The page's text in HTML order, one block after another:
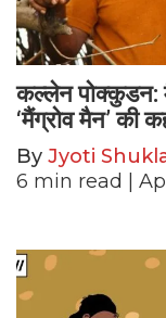
कल्लेन पोक्कुडन:
‘मैंग्रोव मैन’ की
By Jyoti
6 min read |